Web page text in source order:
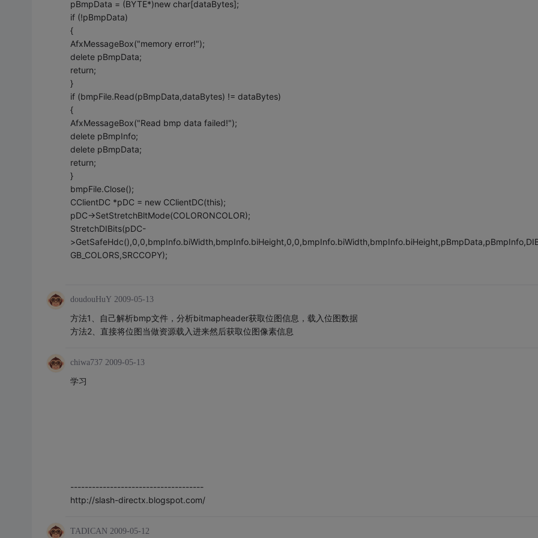
pBmpData = (BYTE*)new char[dataBytes];
if (!pBmpData)
{
AfxMessageBox("memory error!");
delete pBmpData;
return;
}
if (bmpFile.Read(pBmpData,dataBytes) != dataBytes)
{
AfxMessageBox("Read bmp data failed!");
delete pBmpInfo;
delete pBmpData;
return;
}
bmpFile.Close();
CClientDC *pDC = new CClientDC(this);
pDC->SetStretchBltMode(COLORONCOLOR);
StretchDIBits(pDC-
GB_COLORS,SRCCOPY);
doudouHuY 2009-05-13
方法1、自己解析bmp文件，分析bitmapheader获取位图信息，载入位图数据
方法2、直接将位图当做资源载入进来然后获取位图像素信息
chiwa737 2009-05-13
学习
-------------------------------------
http://slash-directx.blogspot.com/
TADICAN 2009-05-12